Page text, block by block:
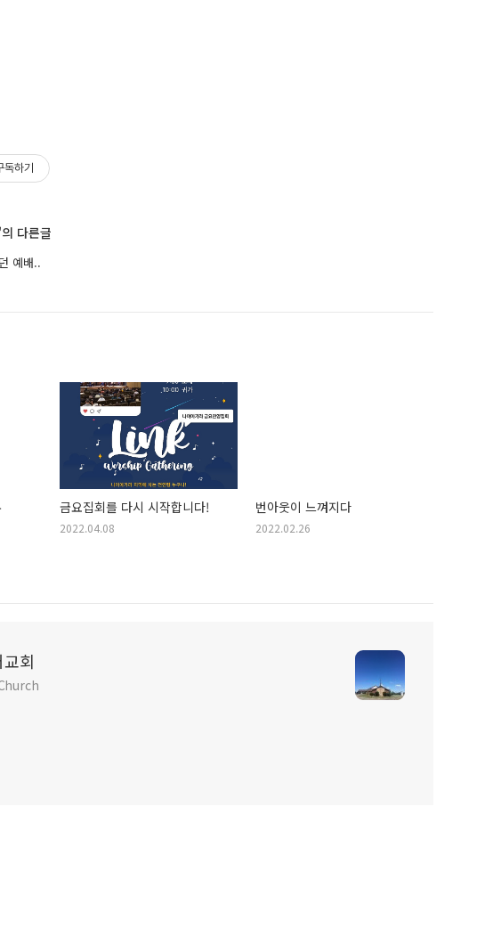
독하기
다른글
예배..
금요집회를 다시 시작합니다!
2022.04.08
번아웃이 느껴지다
2022.02.26
회